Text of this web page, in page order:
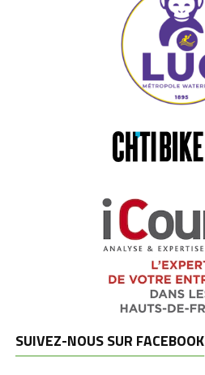
SUIVEZ-NOUS SUR FACEBOOK